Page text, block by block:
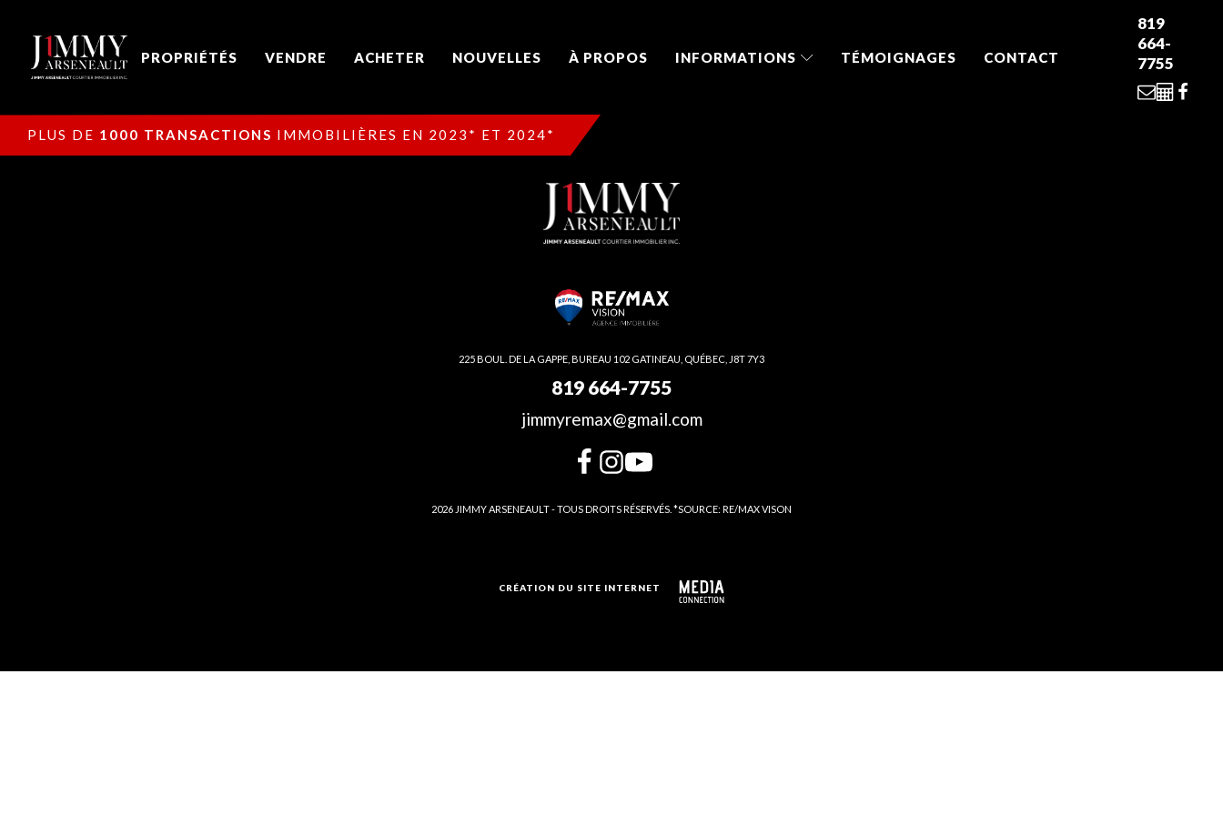
PROPRIÉTÉS VENDRE ACHETER NOUVELLES À PROPOS INFORMATIONS TÉMOIGNAGES CONTACT
819
664-
7755
PLUS DE 1000 TRANSACTIONS IMMOBILIÈRES EN 2023* ET 2024*
225 BOUL. DE LA GAPPE, BUREAU 102 GATINEAU, QUÉBEC, J8T 7Y3
819 664-7755
jimmyremax@gmail.com
2026 JIMMY ARSENEAULT - TOUS DROITS RÉSERVÉS. *SOURCE: RE/MAX VISON
CRÉATION DU SITE INTERNET